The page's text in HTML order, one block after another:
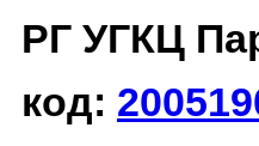
РГ УГКЦ
код: